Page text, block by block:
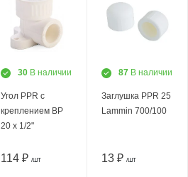
30 В наличии
Угол PPR с
креплением ВР
20 х 1/2"
114 ₽ /ШТ
87 В наличии
Заглушка PPR 25
Lammin 700/100
13 ₽ /ШТ